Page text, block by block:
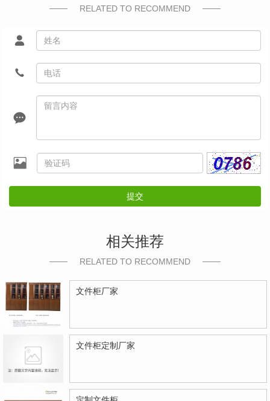
RELATED TO RECOMMEND
提交
相关推荐
RELATED TO RECOMMEND
文件柜厂家
文件柜定制厂家